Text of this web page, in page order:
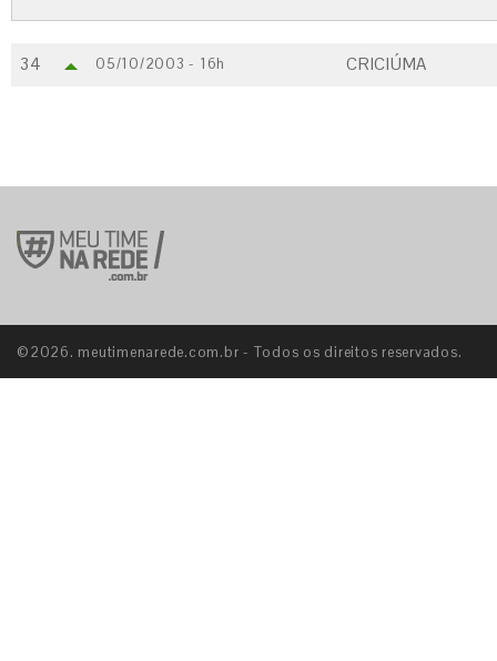
34 05/10/2003 - 16h CRICIÚMA
©2026. meutimenarede.com.br - Todos os direitos reservados.